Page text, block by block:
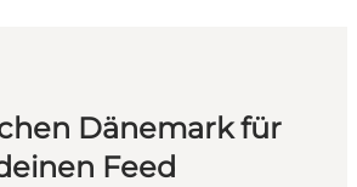
Dänemark für
Feed